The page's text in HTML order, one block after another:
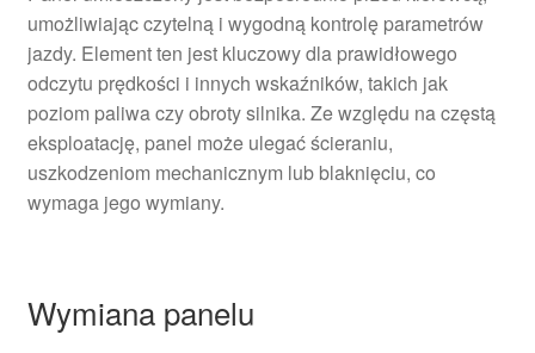
umożliwiając czytelną i wygodną kontrolę parametrów
jazdy. Element ten jest kluczowy dla prawidłowego
odczytu prędkości i innych wskaźników, takich jak
poziom paliwa czy obroty silnika. Ze względu na częstą
eksploatację, panel może ulegać ścieraniu,
uszkodzeniom mechanicznym lub blaknięciu, co
wymaga jego wymiany.
Wymiana panelu